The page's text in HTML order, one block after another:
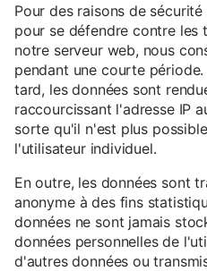
Pour des raisons de
pour se défendre contre les
notre serveur web, nous
pendant une courte
tard, les données sont
raccourcissant l'adresse IP
sorte qu'il n'est plus
l'utilisateur individuel.
En outre, les données sont
anonyme à des fins
données ne sont jamais
données personnelles de
d'autres données ou